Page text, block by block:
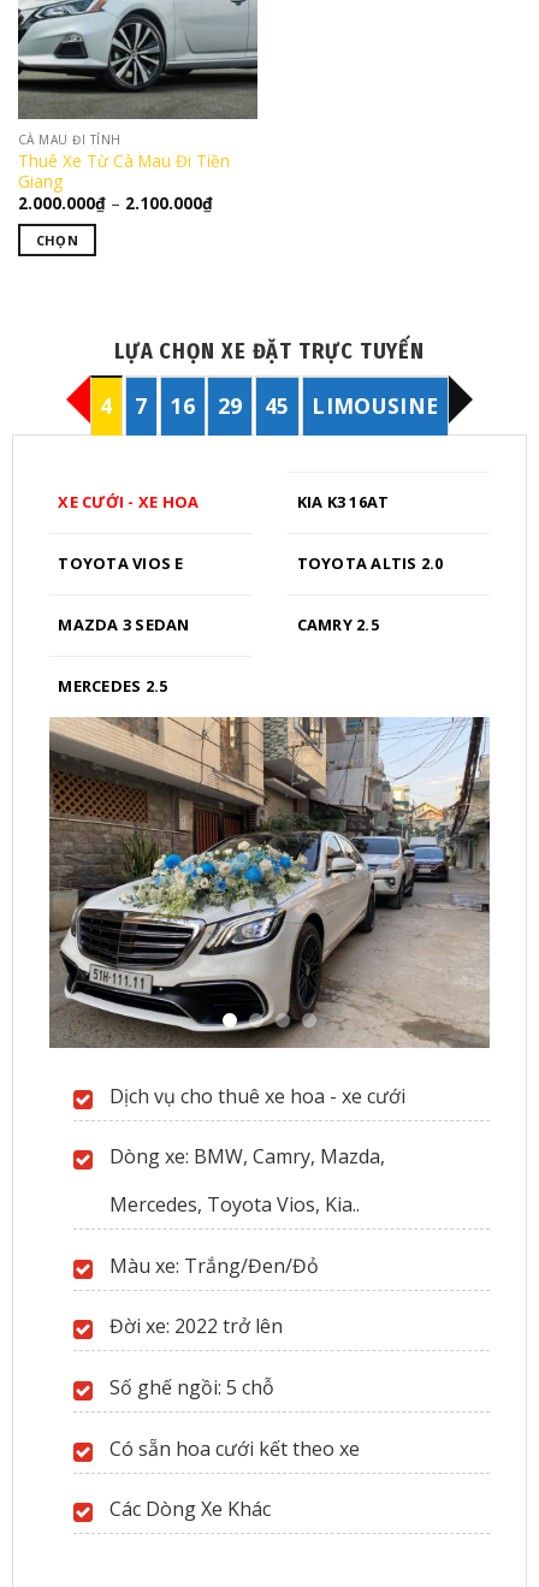
Các
tùy
chọn
có
thể
được
chọn
trên
trang
sản
CÀ MAU ĐI TỈNH
Thuê Xe Từ Cà Mau Đi Tiền
Giang
2.000.000₫ – 2.100.000₫Khoảng
giá:
CHỌN
phẩm
LỰA CHỌN XE ĐẶT TRỰC TUYẾN
4 7 16 29 45 LIMOUSINE
XE CƯỚI - XE HOA KIA K3 16AT
TOYOTA VIOS E TOYOTA ALTIS 2.0
MAZDA 3 SEDAN CAMRY 2.5
MERCEDES 2.5
Dịch vụ cho thuê xe hoa - xe cưới
Dòng xe: BMW, Camry, Mazda,
Mercedes, Toyota Vios, Kia..
Màu xe: Trắng/Đen/Đỏ
Đời xe: 2022 trở lên
Số ghế ngồi: 5 chỗ
Có sẵn hoa cưới kết theo xe
Các Dòng Xe Khác